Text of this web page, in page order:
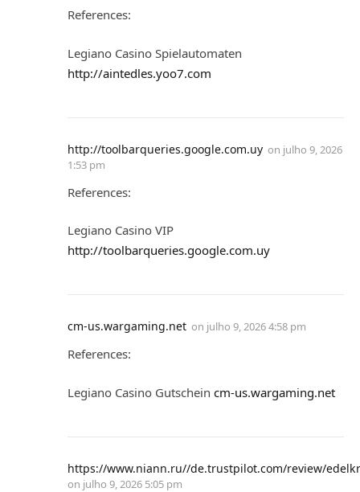
References:
Legiano Casino Spielautomaten
http://aintedles.yoo7.com
http://toolbarqueries.google.com.uy on julho 9, 2026
1:53 pm
References:
Legiano Casino VIP
http://toolbarqueries.google.com.uy
cm-us.wargaming.net on julho 9, 2026 4:58 pm
References:
Legiano Casino Gutschein cm-us.wargaming.net
https://www.niann.ru//de.trustpilot.com/review/
on julho 9, 2026 5:05 pm